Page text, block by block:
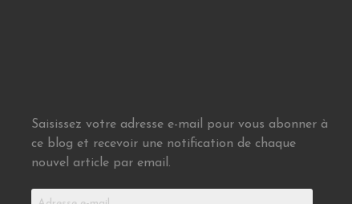
Saisissez votre adresse e-mail pour vous abonner à
ce blog et recevoir une notification de chaque
nouvel article par email.
Adresse